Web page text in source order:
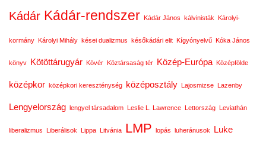
Kádár Kádár-rendszer Kádár János kálvinisták Károlyi-
kormány Károlyi Mihály kései dualizmus későkádári elit Kígyónyelvű Kóka János
könyv Kötöttárugyár Kövér Köztársaság tér Közép-Európa Középfölde
középkor középkori kereszténység középosztály Lajosmizse Lazenby
Lengyelország lengyel társadalom Leslie L. Lawrence Lettország Leviathán
liberalizmus Liberálisok Lippa Litvánia LMP lopás luheránusok Luke